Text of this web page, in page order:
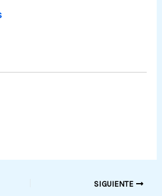
SIGUIENTE